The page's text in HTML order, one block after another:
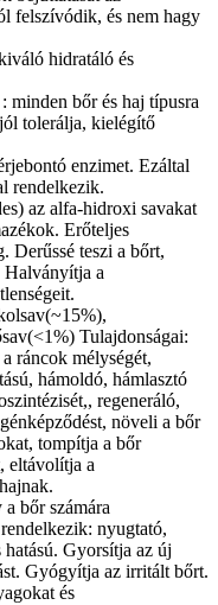
felszívódik, és nem hagy
hidratáló és
bőr és haj típusra
tolerálja, kielégítő
enzimet. Ezáltal
rendelkezik.
az alfa-hidroxi savakat
Erőteljes
Derűssé teszi a bőrt,
Halványítja a
Tulajdonságai:
ráncok mélységét,
hámoldó, hámlasztó
regeneráló,
növeli a bőr
tompítja a bőr
eltávolítja a
bőr számára
nyugtató,
Gyorsítja az új
Gyógyítja az irritált bőrt.
és